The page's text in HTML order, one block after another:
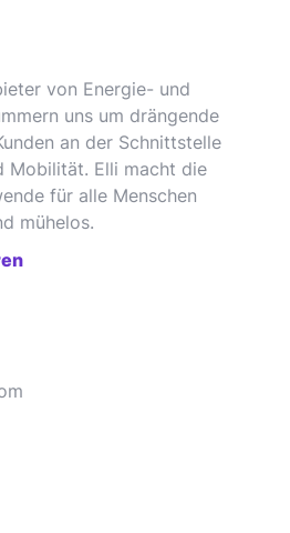
von Energie- und
uns um drängende
an der Schnittstelle
Mobilität. Elli macht die
für alle Menschen
mühelos.